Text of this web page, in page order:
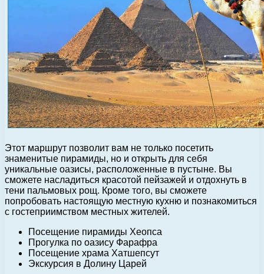
Этот маршрут позволит вам не только посетить
знаменитые пирамиды, но и открыть для себя
уникальные оазисы, расположенные в пустыне. Вы
сможете насладиться красотой пейзажей и отдохнуть в
тени пальмовых рощ. Кроме того, вы сможете
попробовать настоящую местную кухню и познакомиться
с гостеприимством местных жителей.
Посещение пирамиды Хеопса
Прогулка по оазису Фарафра
Посещение храма Хатшепсут
Экскурсия в Долину Царей